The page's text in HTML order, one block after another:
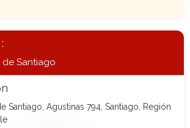
de Santiago
Santiago, Agustinas 794, Santiago, Región